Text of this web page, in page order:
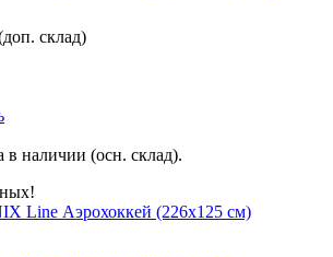
склад)
в наличии (осн. склад).